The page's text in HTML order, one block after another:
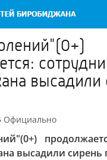
высадили
Официально
высадили сирень